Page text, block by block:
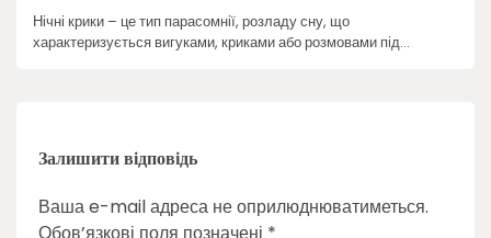
Нічні крики – це тип парасомнії, розладу сну, що
характеризується вигуками, криками або розмовами під…
Залишити відповідь
Ваша e-mail адреса не оприлюднюватиметься.
Обов’язкові поля позначені *